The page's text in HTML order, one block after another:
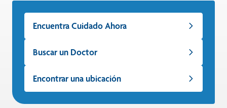
Encuentra Cuidado Ahora
Buscar un Doctor
Encontrar una ubicación